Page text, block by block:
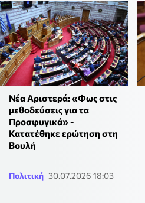
Νέα Αριστερά: «Φως στις
μεθοδεύσεις για τα
Προσφυγικά» -
Κατατέθηκε ερώτηση στη
Βουλή
Πολιτική 30.07.2026 18:03